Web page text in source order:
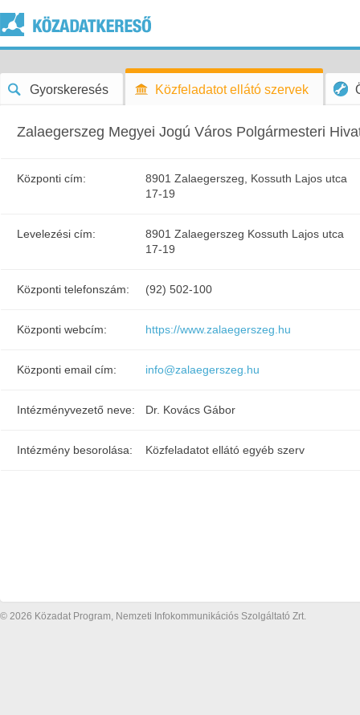
Gyorskeresés Közfeladatot ellátó szervek
Zalaegerszeg Megyei Jogú Város Polgármesteri
Központi cím:
8901 Zalaegerszeg, Kossuth Lajos utca
17-19
Levelezési cím:
8901 Zalaegerszeg Kossuth Lajos utca
17-19
Központi telefonszám: (92) 502-100
Központi webcím: https://www.zalaegerszeg.hu
Központi email cím: info@zalaegerszeg.hu
Intézményvezető neve: Dr. Kovács Gábor
Intézmény besorolása: Közfeladatot ellátó egyéb szerv
© 2026 Közadat Program, Nemzeti Infokommunikációs Szolgáltató Zrt.